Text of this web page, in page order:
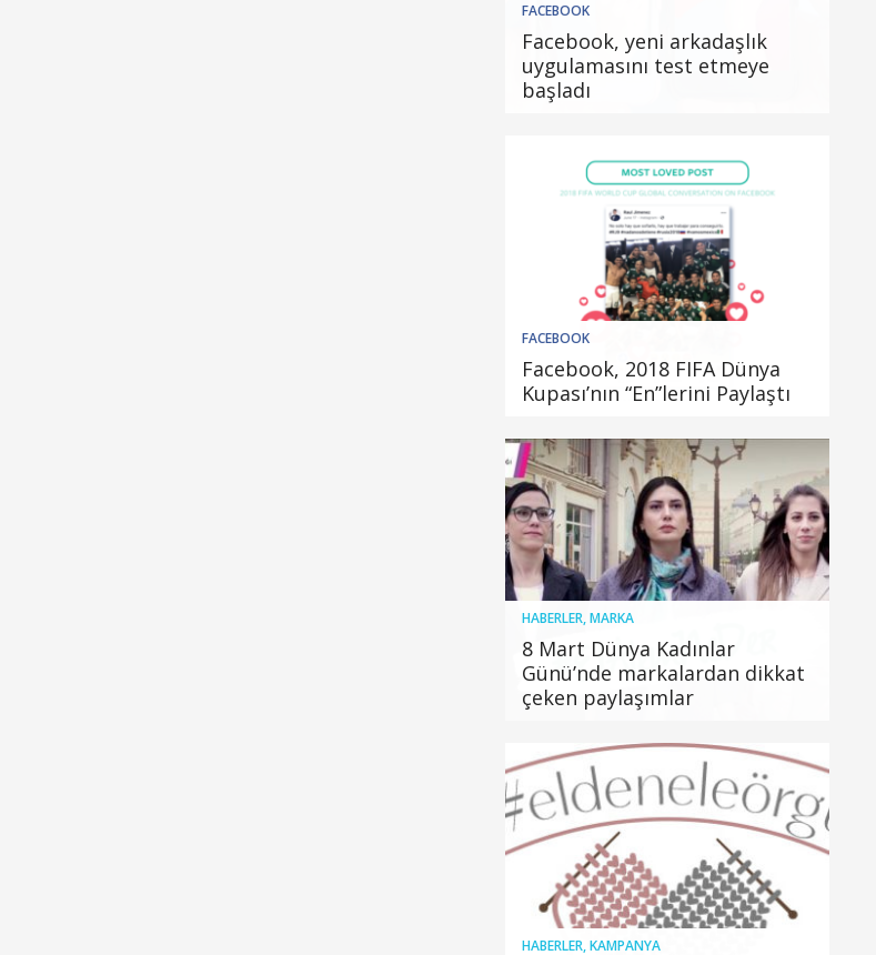
FACEBOOK
Facebook, yeni arkadaşlık
uygulamasını test etmeye
başladı
FACEBOOK
Facebook, 2018 FIFA Dünya
Kupası’nın “En”lerini Paylaştı
HABERLER,MARKA
8 Mart Dünya Kadınlar
Günü’nde markalardan dikkat
çeken paylaşımlar
HABERLER,KAMPANYA